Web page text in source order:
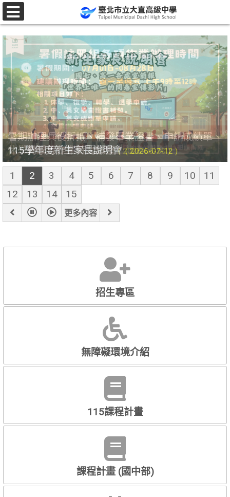
跳
至
主
要
內
容
區
115學年度新生家長說明會( 2026-07-12 )
暑期辦理兵役折抵、補發畢業證書、申請成績單、
休學轉學等作業時間調整( 2026-06-30 )
[友善]臺北市立大直高級中學 115年暑假期間學生
活動安全注意事項( 2026-06-30 )
115學年升國七、八暑假自主學習提醒( 2026-08-03
)
115學年度分發入學選填志願輔導講座與諮詢輔導
( 2026-07-20 )
115學年度大直管樂團現正招生中！！！( 2026-07-
08 )
115學年度大直高中基北免分發結果與高一新生報
到序號( 2026-07-07 )
115度暑期雙語夏令營大直高中國中部之「島嶼遊
歷記」錄取名單及行前注意事項( 2026-06-30 )
賀！本校龍舟隊參加2026臺北國際龍舟錦標賽榮
獲小型龍舟高中職組第五名！！( 2026-06-26 )
大直女籃暑訓跟練!!歡迎國七及高一新生加入我們
的行列( 2026-06-25 )
恭賀大直高中溫馨父母班榮獲臺北市115年度「推
展家庭教育獎勵」活動佳作獎( 2026-06-25 )
重要!!! 115學年度國七新生智力測驗位置說明(
2026-06-24 )
賀!!本校高中部孟O浵同學榮獲 THE 6TH HANOI
STARS OPEN PRO.G CUP CHAMPIONSHIP WDSF
Open Standard Solo Female Youth 2nd Place 、
THE 6TH HANOI STARS OPEN PRO.G CUP
CHAMPIONSHIP WDSF Open Standard Solo
Female Adult 3rd Place( 2026-06-22 )
賀!!本校國中部李O瑾同學參加115年全國中等學校
運動會榮獲網球國女組單打賽第5名( 2026-06-22 )
賀709鄭0夫同學榮獲114學年度臺灣手語遠距成
果競賽【手的故事，心的聲音】國中組決賽甲等(
2026-06-17 )
1 2 3 4 5 6 7 8 9 10
11
12
13 14
15
暫
播更多內容
下
招生專區
無障礙環境介紹
115課程計畫
課程計畫 (國中部)
選
單